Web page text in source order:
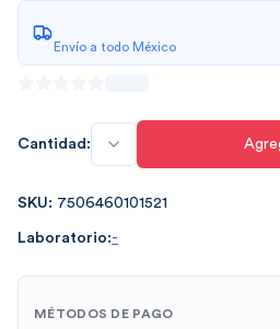
Envío a todo México
Cantidad:
SKU: 7506460101521
Laboratorio:-
MÉTODOS DE PAGO